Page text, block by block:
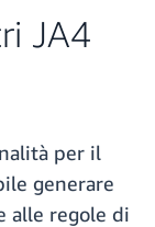
JA4
per il
generare
alle regole di